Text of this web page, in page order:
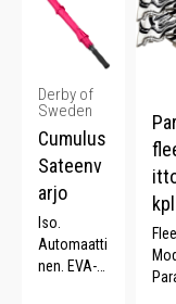
Derby of
Sweden
Cumulus
Sateenv
arjo
Iso.
Automaatti
nen. EVA-
kpl